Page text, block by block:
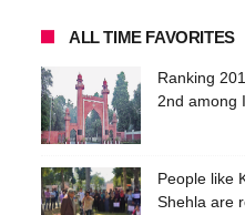
ALL TIME FAVORITES
Ranking
2nd among
People like
Shehla are